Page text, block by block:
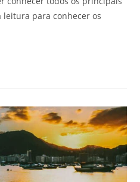
para conhecer os